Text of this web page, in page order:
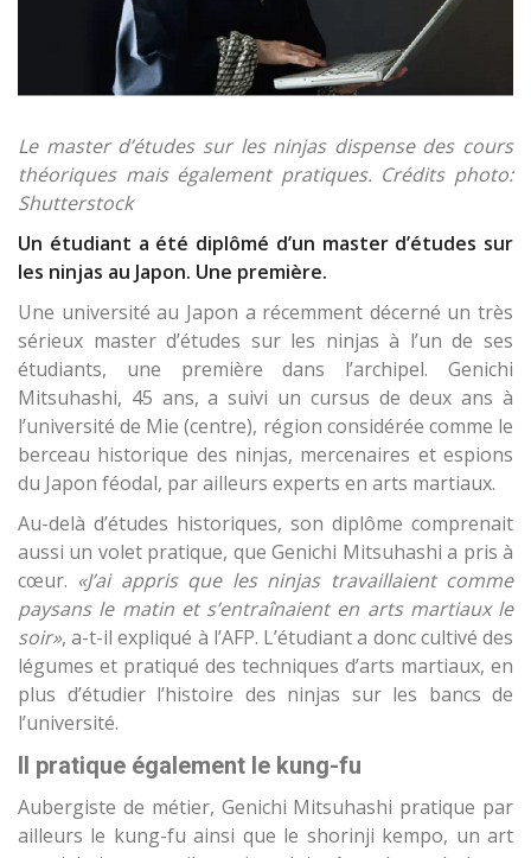
Le master d’études sur les ninjas dispense des cours
théoriques mais également pratiques. Crédits photo:
Shutterstock
Un étudiant a été diplômé d’un master d’études sur
les ninjas au Japon. Une première.
Une université au Japon a récemment décerné un très
sérieux master d’études sur les ninjas à l’un de ses
étudiants, une première dans l’archipel. Genichi
Mitsuhashi, 45 ans, a suivi un cursus de deux ans à
l’université de Mie (centre), région considérée comme le
berceau historique des ninjas, mercenaires et espions
du Japon féodal, par ailleurs experts en arts martiaux.
Au-delà d’études historiques, son diplôme comprenait
aussi un volet pratique, que Genichi Mitsuhashi a pris à
cœur. «J’ai appris que les ninjas travaillaient comme
paysans le matin et s’entraînaient en arts martiaux le
soir», a-t-il expliqué à l’AFP. L’étudiant a donc cultivé des
légumes et pratiqué des techniques d’arts martiaux, en
plus d’étudier l’histoire des ninjas sur les bancs de
l’université.
Il pratique également le kung-fu
Aubergiste de métier, Genichi Mitsuhashi pratique par
ailleurs le kung-fu ainsi que le shorinji kempo, un art